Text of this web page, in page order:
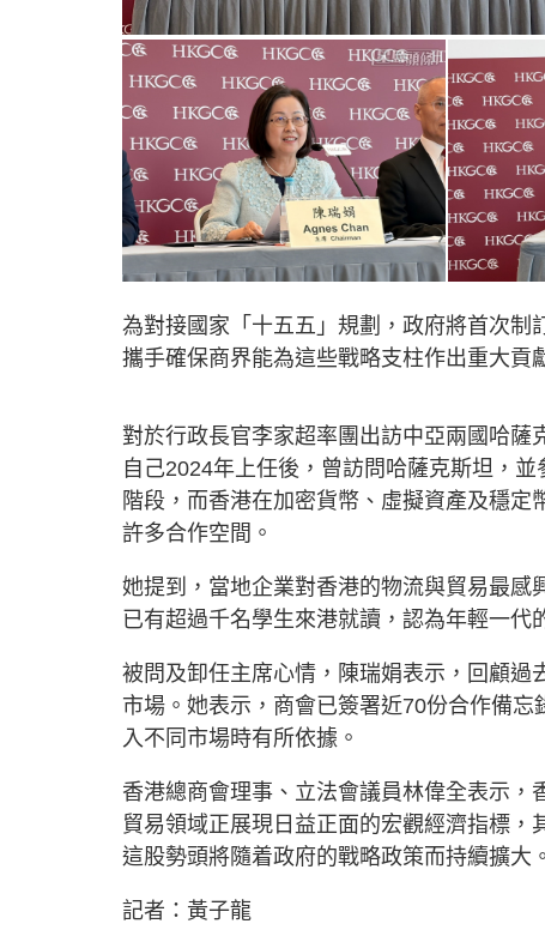
為對接國家「十五五」規劃，政府將首次制
攜手確保商界能為這些戰略支柱作出重大貢
對於行政長官李家超率團出訪中亞兩國哈
自己2024年上任後，曾訪問哈薩克斯坦，
階段，而香港在加密貨幣、虛擬資產及穩
許多合作空間。
她提到，當地企業對香港的物流與貿易最感
已有超過千名學生來港就讀，認為年輕一代
被問及卸任主席心情，陳瑞娟表示，回顧
市場。她表示，商會已簽署近70份合作備
入不同市場時有所依據。
香港總商會理事、立法會議員林偉全表示
貿易領域正展現日益正面的宏觀經濟指標
這股勢頭將隨着政府的戰略政策而持續擴大。
記者：黃子龍